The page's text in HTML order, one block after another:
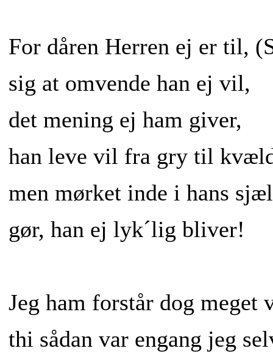
For dåren Herren ej er til,
sig at omvende han ej vil,
det mening ej ham giver,
han leve vil fra gry til
men mørket inde i hans sjæl
gør, han ej lyk´lig bliver!
Jeg ham forstår dog meget
thi sådan var engang jeg